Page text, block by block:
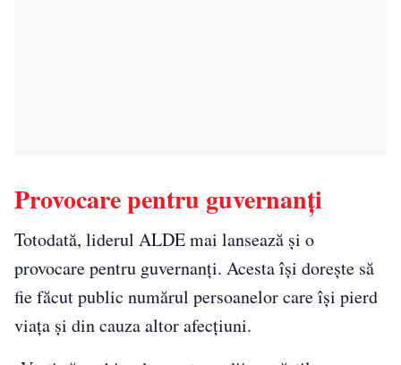
Provocare pentru guvernanți
Totodată, liderul ALDE mai lansează și o
provocare pentru guvernanți. Acesta își dorește să
fie făcut public numărul persoanelor care își pierd
viața și din cauza altor afecțiuni.